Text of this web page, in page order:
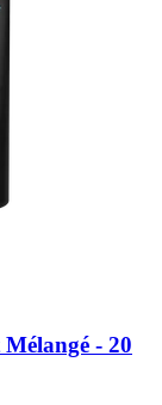
-​ 20